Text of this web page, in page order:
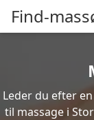
Find-
Leder du efter
til massage i